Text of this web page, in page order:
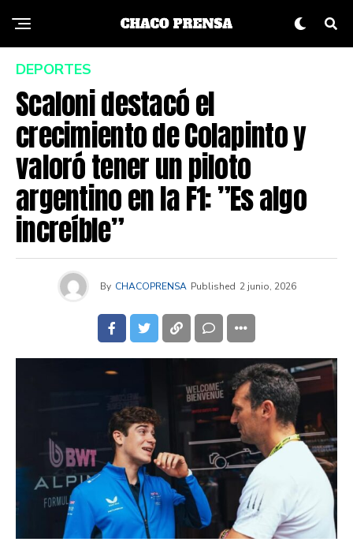
DEPORTES
Scaloni destacó el
crecimiento de Colapinto y
valoró tener un piloto
argentino en la F1: ”Es algo
increíble”
By CHACOPRENSA Published 2 junio, 2026